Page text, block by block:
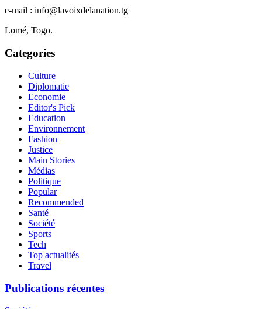
e-mail : info@lavoixdelanation.tg
Lomé, Togo.
Categories
Culture
Diplomatie
Economie
Editor's Pick
Education
Environnement
Fashion
Justice
Main Stories
Médias
Politique
Popular
Recommended
Santé
Société
Sports
Tech
Top actualités
Travel
Publications récentes